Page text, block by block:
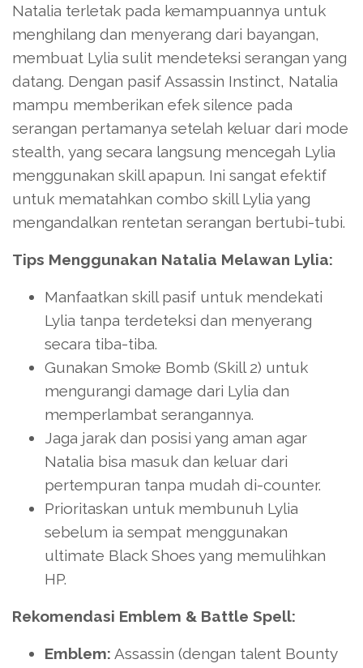
Natalia terletak pada kemampuannya untuk
menghilang dan menyerang dari bayangan,
membuat Lylia sulit mendeteksi serangan yang
datang. Dengan pasif Assassin Instinct, Natalia
mampu memberikan efek silence pada
serangan pertamanya setelah keluar dari mode
stealth, yang secara langsung mencegah Lylia
menggunakan skill apapun. Ini sangat efektif
untuk mematahkan combo skill Lylia yang
mengandalkan rentetan serangan bertubi-tubi.
Tips Menggunakan Natalia Melawan Lylia:
Manfaatkan skill pasif untuk mendekati
Lylia tanpa terdeteksi dan menyerang
secara tiba-tiba.
Gunakan Smoke Bomb (Skill 2) untuk
mengurangi damage dari Lylia dan
memperlambat serangannya.
Jaga jarak dan posisi yang aman agar
Natalia bisa masuk dan keluar dari
pertempuran tanpa mudah di-counter.
Prioritaskan untuk membunuh Lylia
sebelum ia sempat menggunakan
ultimate Black Shoes yang memulihkan
HP.
Rekomendasi Emblem & Battle Spell:
Emblem: Assassin (dengan talent Bounty